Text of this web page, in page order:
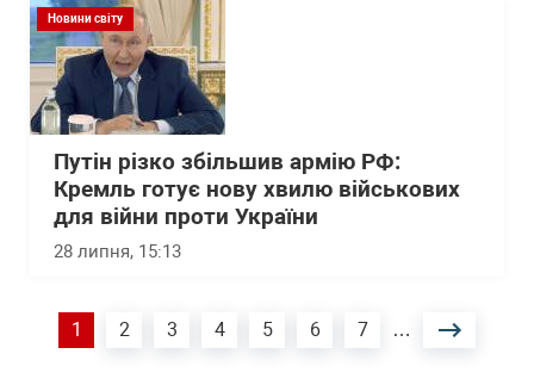
Новини світу
Путін різко збільшив армію РФ:
Кремль готує нову хвилю військових
для війни проти України
28 липня, 15:13
РозбивкаПоточна
1 Сторінка
2 Сторінка
3 Сторінка
4 Сторінка
5 Сторінка
6 Сторінка
7 …